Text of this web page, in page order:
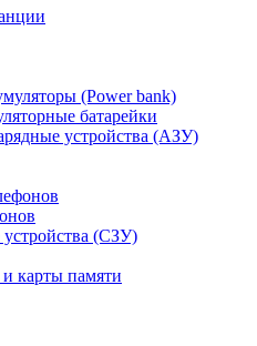
(Power bank)
батарейки
устройства (АЗУ)
(СЗУ)
карты памяти